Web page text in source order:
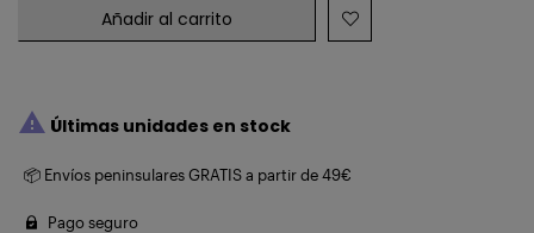
Añadir al carrito
 Últimas unidades en stock
📦 Envíos peninsulares GRATIS a partir de 49€
Pago seguro